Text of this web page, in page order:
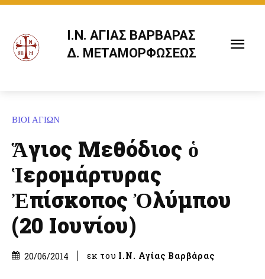
Ι.Ν. ΑΓΙΑΣ ΒΑΡΒΑΡΑΣ
Δ. ΜΕΤΑΜΟΡΦΩΣΕΩΣ
ΒΙΟΙ ΑΓΙΩΝ
Ἅγιος Μεθόδιος ὁ
Ἱερομάρτυρας
Ἐπίσκοπος Ὀλύμπου
(20 Ιουνίου)
20/06/2014 εκ του Ι.Ν. Αγίας Βαρβάρας